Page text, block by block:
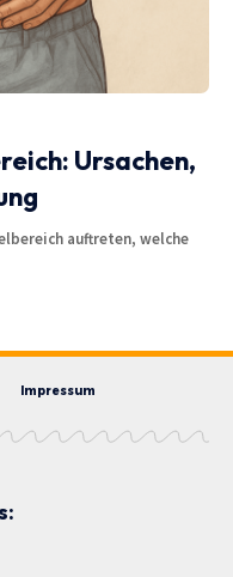
Ursachen,
auftreten, welche
Impressum